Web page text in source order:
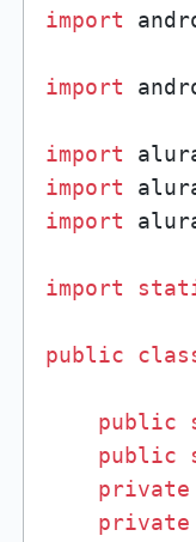
import
import
import
import
import
import
public
public
public
private
private